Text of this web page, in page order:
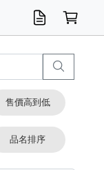
米/糙米
五穀/南北貨
食用油
醬油.油膏.蠔油
包麵
碗麵/義大利麵
魚罐
醬菜/玉米罐
初一十五拜拜懶
零嘴
餅乾
糕餅/點心
糖果/蜜餞/果凍
巧克力
茶飲料
果汁咖啡
雞精/飲品
機能保健
奶粉
麥片/玉米片
綠茶
紅茶
即溶咖啡
咖啡豆/粉/濾掛
沐浴乳
香皂/洗手乳
洗髮/護髮
造型髮品
牙 刷
牙膏/漱口水
潔顏產品
卸妝/粉刺調理
臉部保養
面/眼膜
鍋具/餐具
保鮮/微波
掃除/清潔用具
洗衣/曬衣用具
寢具/家具
收納用品
寵物食品
寵物清潔/百貨
抽取衛生紙/濕巾
廚房紙巾/平版/
洗衣精
洗衣粉/皂
廚房/餐具清潔
浴廁/水管清潔
衛生棉
箱購免運區
嬰兒尿布
料理鍋具
烤箱/微波/電磁爐
除濕/清淨機
風扇/防蚊家電
除塵家電
美容家電
電腦周邊
數位週邊
文具用品
辦公文具/收納
機車/腳踏車百貨
汽車百貨
戶外/休閒用品
健身/按摩/瑜珈
服飾內著
配件
生鮮食品
調理食品
食品免運
清潔用品免運
季節活動
店長推薦
售價高到低
品名排序